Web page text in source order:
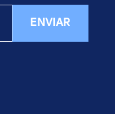
ENVIAR